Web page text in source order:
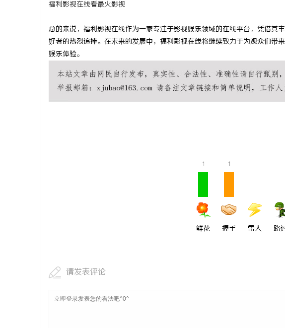
福利影视在线看最火影视
总的来说，福利影视在线作为一家专注于影视娱乐领域的在线平台，凭借其
好者的热烈追捧。在未来的发展中，福利影视在线将继续致力于为观众们带
娱乐体验。
1
鲜花
1
握手 雷人 路
请发表评论